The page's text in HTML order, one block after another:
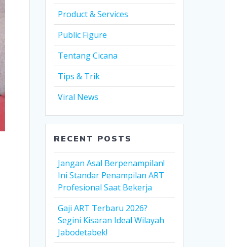
Product & Services
Public Figure
Tentang Cicana
Tips & Trik
Viral News
RECENT POSTS
Jangan Asal Berpenampilan!
Ini Standar Penampilan ART
Profesional Saat Bekerja
Gaji ART Terbaru 2026?
Segini Kisaran Ideal Wilayah
Jabodetabek!